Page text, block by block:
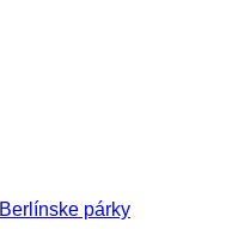
Berlínske párky